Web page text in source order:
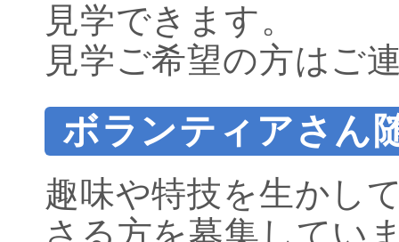
見学できます。
見学ご希望の方はご
ボランティアさん
趣味や特技を生かし
さる方を募集してい